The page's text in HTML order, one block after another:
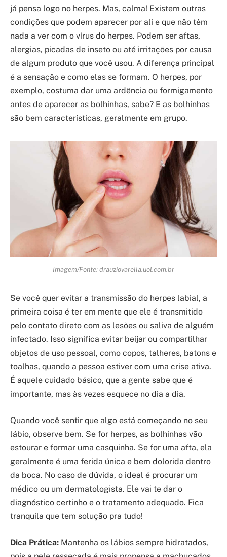
já pensa logo no herpes. Mas, calma! Existem outras
condições que podem aparecer por ali e que não têm
nada a ver com o vírus do herpes. Podem ser aftas,
alergias, picadas de inseto ou até irritações por causa
de algum produto que você usou. A diferença principal
é a sensação e como elas se formam. O herpes, por
exemplo, costuma dar uma ardência ou formigamento
antes de aparecer as bolhinhas, sabe? E as bolhinhas
são bem características, geralmente em grupo.
Imagem/Fonte: drauziovarella.uol.com.br
Se você quer evitar a transmissão do herpes labial, a
primeira coisa é ter em mente que ele é transmitido
pelo contato direto com as lesões ou saliva de alguém
infectado. Isso significa evitar beijar ou compartilhar
objetos de uso pessoal, como copos, talheres, batons e
toalhas, quando a pessoa estiver com uma crise ativa.
É aquele cuidado básico, que a gente sabe que é
importante, mas às vezes esquece no dia a dia.
Quando você sentir que algo está começando no seu
lábio, observe bem. Se for herpes, as bolhinhas vão
estourar e formar uma casquinha. Se for uma afta, ela
geralmente é uma ferida única e bem dolorida dentro
da boca. No caso de dúvida, o ideal é procurar um
médico ou um dermatologista. Ele vai te dar o
diagnóstico certinho e o tratamento adequado. Fica
tranquila que tem solução pra tudo!
Dica Prática: Mantenha os lábios sempre hidratados,